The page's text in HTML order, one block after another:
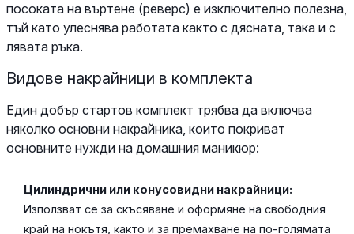
посоката на въртене (реверс) е изключително полезна,
тъй като улеснява работата както с дясната, така и с
лявата ръка.
Видове накрайници в комплекта
Един добър стартов комплект трябва да включва
няколко основни накрайника, които покриват
основните нужди на домашния маникюр:
Цилиндрични или конусовидни накрайници:
Използват се за скъсяване и оформяне на свободния
край на нокътя, както и за премахване на по-голямата